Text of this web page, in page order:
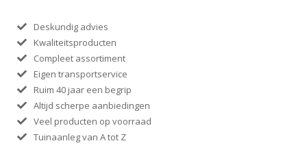
Deskundig advies
Kwaliteitsproducten
Compleet assortiment
Eigen transportservice
Ruim 40 jaar een begrip
Altijd scherpe aanbiedingen
Veel producten op voorraad
Tuinaanleg van A tot Z